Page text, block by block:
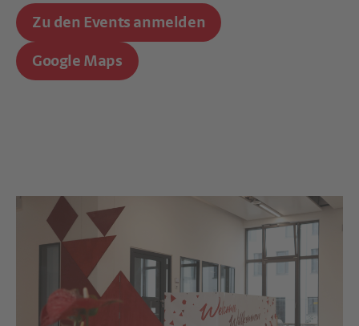
Zu den Events anmelden
Google Maps